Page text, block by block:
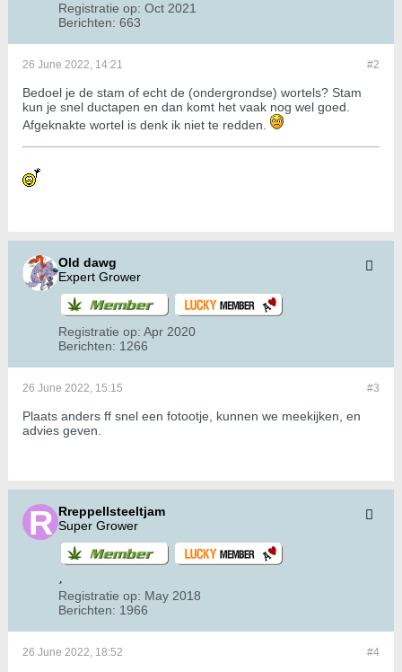
Registratie op: Oct 2021
Berichten: 663
#2
26 June 2022, 14:21
Bedoel je de stam of echt de (ondergrondse) wortels? Stam
kun je snel ductapen en dan komt het vaak nog wel goed.
Afgeknakte wortel is denk ik niet te redden.
Old dawg
Expert Grower
Registratie op: Apr 2020
Berichten: 1266
#3
26 June 2022, 15:15
Plaats anders ff snel een fotootje, kunnen we meekijken, en
advies geven.
Rreppellsteeltjam
Super Grower
Registratie op: May 2018
Berichten: 1966
#4
26 June 2022, 18:52